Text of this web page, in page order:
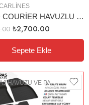
FORD COURİER HAVUZLU 4D PASPAS
₺2,700.00
Sepete Ekle
BAGAJ HAVUZU VE PASPAS